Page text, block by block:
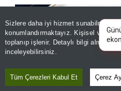
Sizlere daha iyi hizmet sunabilmek
konumlandırmaktayız. Kişisel
toplanıp işlenir. Detaylı bilgi almak
inceleyebilirsiniz.
Tüm Çerezleri Kabul Et Çerez
edin!